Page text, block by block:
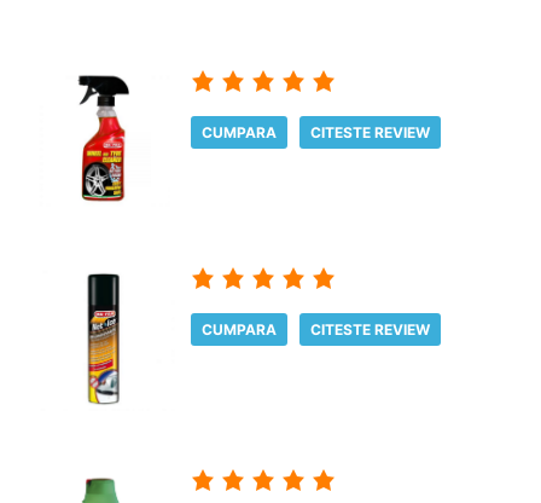
CUMPARA CITESTE REVIEW
CUMPARA CITESTE REVIEW